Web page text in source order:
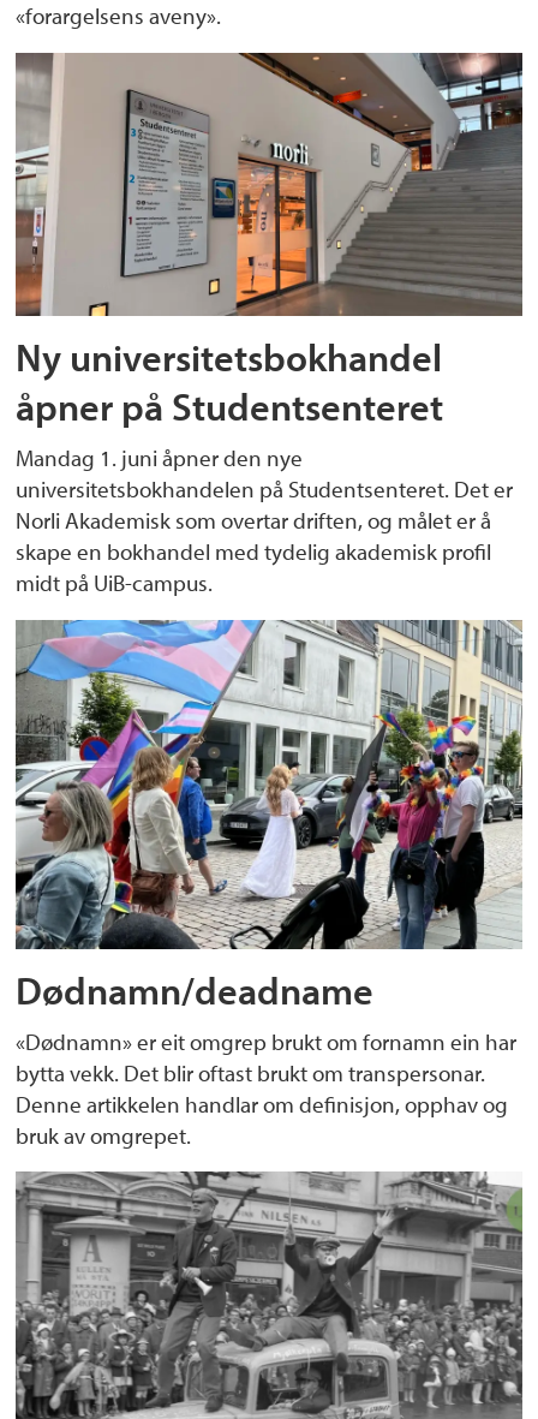
«forargelsens aveny».
Ny universitetsbokhandel
åpner på Studentsenteret
Mandag 1. juni åpner den nye
universitetsbokhandelen på Studentsenteret. Det er
Norli Akademisk som overtar driften, og målet er å
skape en bokhandel med tydelig akademisk profil
midt på UiB-campus.
Dødnamn/deadname
«Dødnamn» er eit omgrep brukt om fornamn ein har
bytta vekk. Det blir oftast brukt om transpersonar.
Denne artikkelen handlar om definisjon, opphav og
bruk av omgrepet.